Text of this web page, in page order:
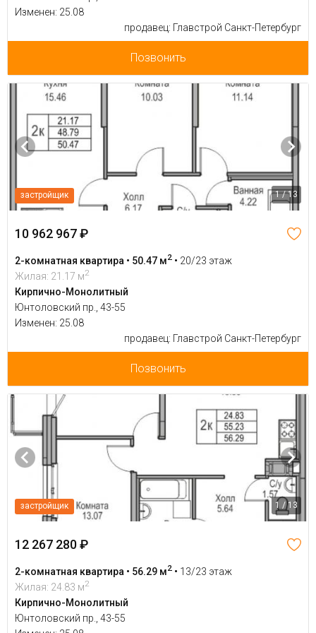
Изменен: 25.08
продавец: Главстрой Санкт-Петербург
Позвонить
застройщик 1 / 13
10 962 967 ₽
2-комнатная квартира • 50.47 м2 • 20/23 этаж
Жилая: 21.17 м2
Кирпично-Монолитный
Юнтоловский пр., 43-55
Изменен: 25.08
продавец: Главстрой Санкт-Петербург
Позвонить
застройщик 1 / 13
12 267 280 ₽
2-комнатная квартира • 56.29 м2 • 13/23 этаж
Жилая: 24.83 м2
Кирпично-Монолитный
Юнтоловский пр., 43-55